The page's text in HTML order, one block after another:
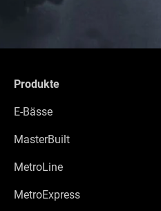
Produkte
E-Bässe
MasterBuilt
MetroLine
MetroExpress